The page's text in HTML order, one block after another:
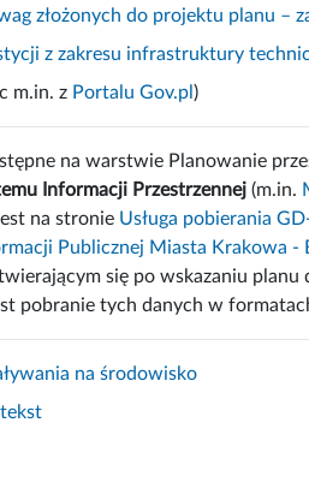
złożonych do projektu planu –
z zakresu infrastruktury
m.in. z Portalu Gov.pl)
na warstwie Planowanie
Informacji Przestrzennej (m.in.
na stronie Usługa pobierania
Publicznej Miasta Krakowa -
się po wskazaniu planu
pobranie tych danych w
na środowisko